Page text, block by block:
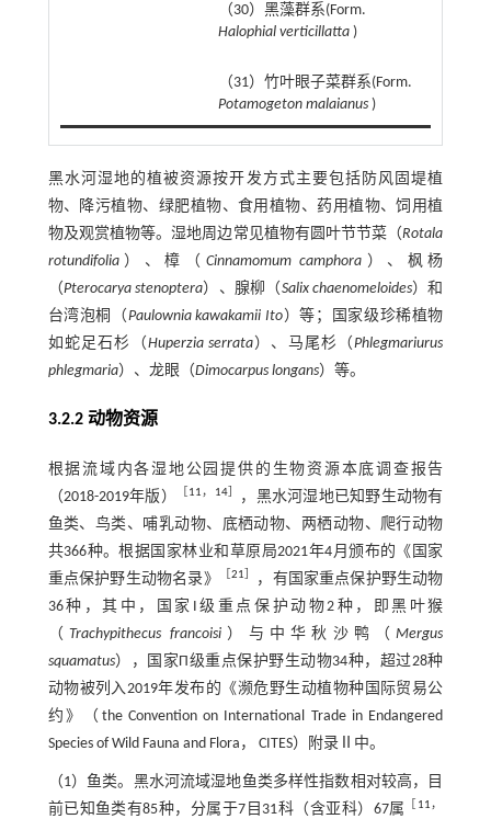
（30）黑藻群系(Form.
Halophial verticillatta)
（31）竹叶眼子菜群系(Form.
Potamogeton malaianus)
黑水河湿地的植被资源按开发方式主要包括防风固堤植
物、降污植物、绿肥植物、食用植物、药用植物、饲用植
物及观赏植物等。湿地周边常见植物有圆叶节节菜（Rotala
rotundifolia）、樟（ Cinnamomum camphora ）、枫杨
（Pterocarya stenoptera）、腺柳（ Salix chaenomeloides）和
台湾泡桐（ Paulownia kawakamii Ito ）等；国家级珍稀植物
如蛇足石杉（ Huperzia serrata ）、马尾杉（Phlegmariurus
phlegmaria）、龙眼（Dimocarpus longans）等。
3.2.2 动物资源
根据流域内各湿地公园提供的生物资源本底调查报告
（2018-2019年版）
11， 14］
，黑水河湿地已知野生动物有
鱼类、鸟类、哺乳动物、底栖动物、两栖动物、爬行动物
共366种。根据国家林业和草原局2021年4月颁布的《国家
重点保护野生动物名录》
21
，有国家重点保护野生动物
36种，其中，国家I级重点保护动物2种，即黑叶猴
（ Trachypithecus francoisi ）与中华秋沙鸭（Mergus
squamatus），国家Π级重点保护野生动物34种，超过28种
动物被列入2019年发布的《濒危野生动植物种国际贸易公
约》（the Convention on International Trade in Endangered
Species of Wild Fauna and Flora， CITES）附录Ⅱ中。
（1）鱼类。黑水河流域湿地鱼类多样性指数相对较高，目
前已知鱼类有85种，分属于7目31科（含亚科）67属
11，